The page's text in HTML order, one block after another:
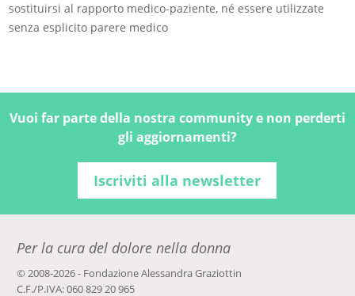
sostituirsi al rapporto medico-paziente, né essere utilizzate
senza esplicito parere medico
Vuoi far parte della nostra community e non perderti
gli aggiornamenti?
Iscriviti alla newsletter
Per la cura del dolore nella donna
© 2008-2026 - Fondazione Alessandra Graziottin
C.F./P.IVA: 060 829 20 965